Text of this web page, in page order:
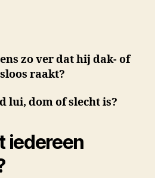
zo ver dat hij dak- of
raakt?
lui, dom of slecht is?
iedereen